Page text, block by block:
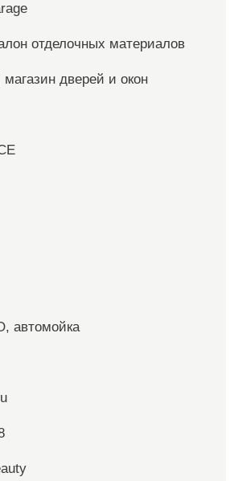
отделочных материалов
магазин дверей и окон
автомойка